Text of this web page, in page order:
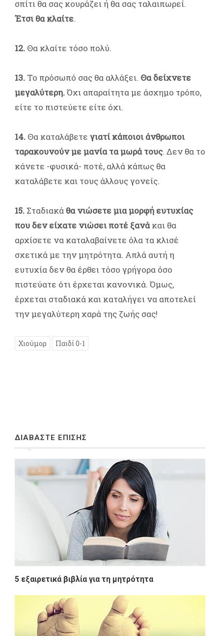
σπίτι θα σας κουράζει ή θα σας ταλαιπωρεί.
Έτσι θα κλαίτε.
12. Θα κλαίτε τόσο πολύ.
13. Το πρόσωπό σας θα αλλάξει. Θα δείχνετε
μεγαλύτερη.Όχι απαραίτητα με άσχημο τρόπο,
είτε το πιστεύετε είτε όχι.
14. Θα καταλάβετε γιατί κάποιοι άνθρωποι
ταρακουνούν με μανία τα μωρά τους. Δεν θα το
κάνετε -φυσικά- ποτέ, αλλά κάπως θα
καταλάβετε και τους άλλους γονείς.
15. Σταδιακά θα νιώσετε μια μορφή ευτυχίας
που δεν είχατε νιώσει ποτέ ξανάκαι θα
αρχίσετε να καταλαβαίνετε όλα τα κλισέ
σχετικά με την μητρότητα. Απλά αυτή η
ευτυχία δεν θα έρθει τόσο γρήγορα όσο
πιστεύατε ότι έρχεται κανονικά. Όμως,
έρχεται σταδιακά και καταλήγει να αποτελεί
την μεγαλύτερη χαρά της ζωής σας!
Χιούμορ Παιδί 0-1
ΔΙΑΒΑΣΤΕ ΕΠΙΣΗΣ
5 εξαιρετικά βιβλία για τη μητρότητα